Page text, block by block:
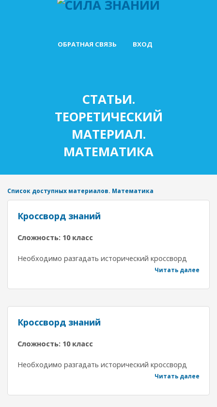
ОБРАТНАЯ СВЯЗЬ ВХОД
СТАТЬИ.
ТЕОРЕТИЧЕСКИЙ
МАТЕРИАЛ.
МАТЕМАТИКА
Список доступных материалов. Математика
Кроссворд знаний
Сложность: 10 класс
Необходимо разгадать исторический кроссворд
Читать далее
Кроссворд знаний
Сложность: 10 класс
Необходимо разгадать исторический кроссворд
Читать далее